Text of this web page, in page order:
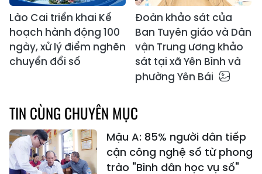
Lào Cai triển khai Kế
hoạch hành động 100
ngày, xử lý điểm nghẽn
chuyển đổi số
Đoàn khảo sát của
Ban Tuyên giáo và Dân
vận Trung ương khảo
sát tại xã Yên Bình và
phường Yên Bái
TIN CÙNG CHUYÊN MỤC
Mậu A: 85% người dân tiếp
cận công nghệ số từ phong
trào "Bình dân học vụ số"